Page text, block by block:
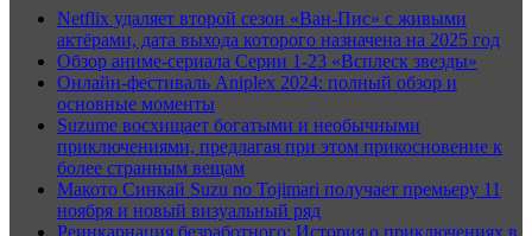
Netflix удаляет второй сезон «Ван-Пис» с живыми
актёрами, дата выхода которого назначена на 2025 год
Обзор аниме-сериала Серии 1-23 «Всплеск звезды»
Онлайн-фестиваль Aniplex 2024: полный обзор и
основные моменты
Suzume восхищает богатыми и необычными
приключениями, предлагая при этом прикосновение к
более странным вещам
Макото Синкай Suzu no Tojimari получает премьеру 11
ноября и новый визуальный ряд
Реинкарнация безработного: История о приключениях в